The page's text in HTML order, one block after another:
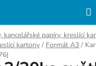
kancelářské papíry, kreslící
kartony / Formát A3 /